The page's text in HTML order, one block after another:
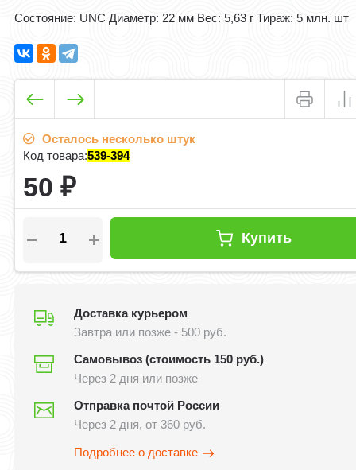
Состояние: UNC Диаметр: 22 мм Вес: 5,63 г Тираж: 5 млн. шт
Осталось несколько штук
Код товара:539-394
50₽
Купить
Доставка курьером
Завтра или позже - 500 руб.
Самовывоз (стоимость 150 руб.)
Через 2 дня или позже
Отправка почтой России
Через 2 дня, от 360 руб.
Подробнее о доставке